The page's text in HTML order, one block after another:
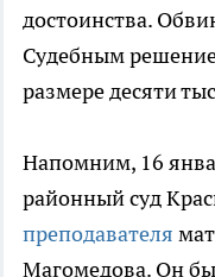
достоинства.
Судебным
размере десяти
Напомним, 16
районный суд
преподавателя
Магомедова. Он